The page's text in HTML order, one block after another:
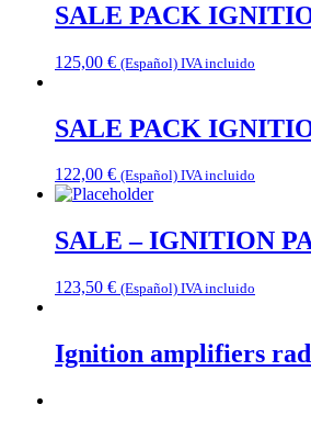
SALE PACK
125,00 € (Español) IVA incluido
SALE PACK
122,00 € (Español) IVA incluido
SALE – IGNITION
123,50 € (Español) IVA incluido
Ignition amplifiers